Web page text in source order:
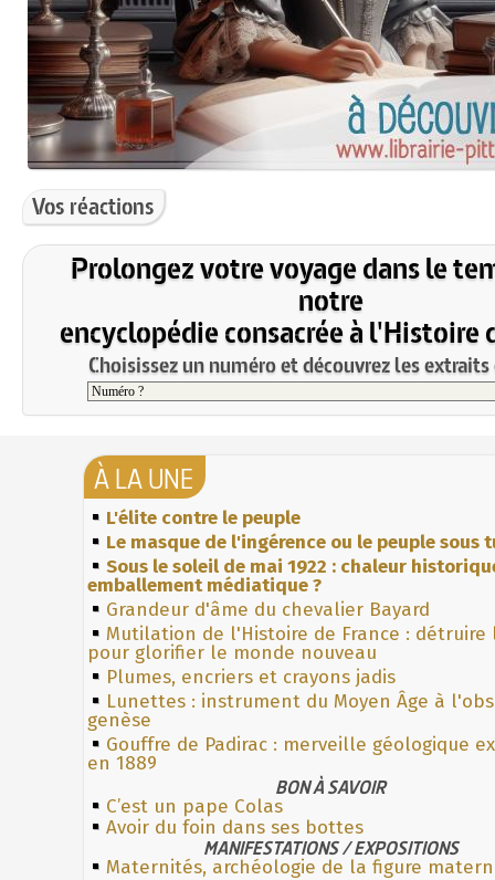
Vos réactions
Prolongez votre voyage dans le
notre
encyclopédie consacrée à l'Histoire
Choisissez un numéro et découvrez les
À LA UNE
L'élite contre le peuple
Le masque de l'ingérence ou le peuple sous
Sous le soleil de mai 1922 : chaleur
emballement médiatique ?
Grandeur d'âme du chevalier Bayard
Mutilation de l'Histoire de France : détruire
pour glorifier le monde nouveau
Plumes, encriers et crayons jadis
Lunettes : instrument du Moyen Âge à
genèse
Gouffre de Padirac : merveille géologique
en 1889
BON À SAVOIR
C’est un pape Colas
Avoir du foin dans ses bottes
MANIFESTATIONS / EXPOSITIONS
Maternités, archéologie de la figure